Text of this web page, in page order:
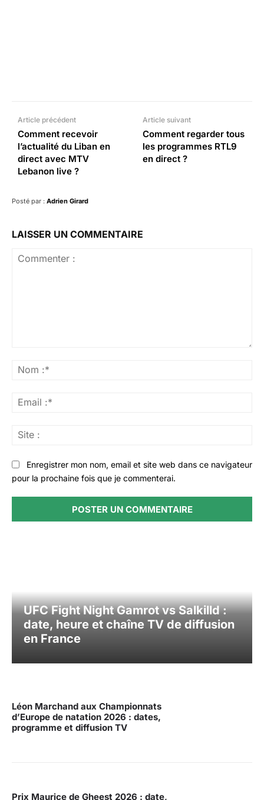
Article précédent
Comment recevoir
l’actualité du Liban en
direct avec MTV
Lebanon live ?
Article suivant
Comment regarder tous
les programmes RTL9
en direct ?
Posté par : Adrien Girard
LAISSER UN COMMENTAIRE
Enregistrer mon nom, email et site web dans ce navigateur
pour la prochaine fois que je commenterai.
UFC Fight Night Gamrot vs Salkilld :
date, heure et chaîne TV de diffusion
en France
Léon Marchand aux Championnats
d’Europe de natation 2026 : dates,
programme et diffusion TV
Prix Maurice de Gheest 2026 : date,